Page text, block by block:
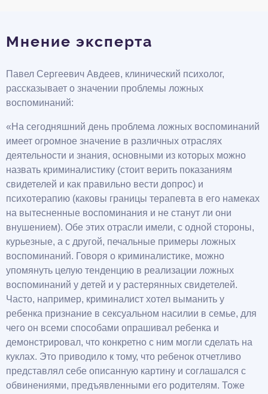
Мнение эксперта
Павел Сергеевич Авдеев, клинический психолог,
рассказывает о значении проблемы ложных
воспоминаний:
«На сегодняшний день проблема ложных воспоминаний
имеет огромное значение в различных отраслях
деятельности и знания, основными из которых можно
назвать криминалистику (стоит верить показаниям
свидетелей и как правильно вести допрос) и
психотерапию (каковы границы терапевта в его намеках
на вытесненные воспоминания и не станут ли они
внушением). Обе этих отрасли имели, с одной стороны,
курьезные, а с другой, печальные примеры ложных
воспоминаний. Говоря о криминалистике, можно
упомянуть целую тенденцию в реализации ложных
воспоминаний у детей и у растерянных свидетелей.
Часто, например, криминалист хотел выманить у
ребенка признание в сексуальном насилии в семье, для
чего он всеми способами опрашивал ребенка и
демонстрировал, что конкретно с ним могли сделать на
куклах. Это приводило к тому, что ребенок отчетливо
представлял себе описанную картину и соглашался с
обвинениями, предъявленными его родителям. Тоже